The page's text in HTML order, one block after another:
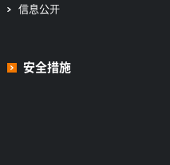
信息公开
安全措施